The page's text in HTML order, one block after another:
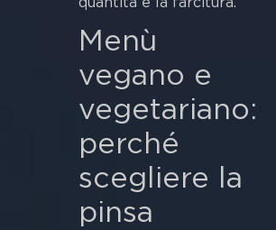
Menù
vegano e
vegetariano:
perché
scegliere la
pinsa